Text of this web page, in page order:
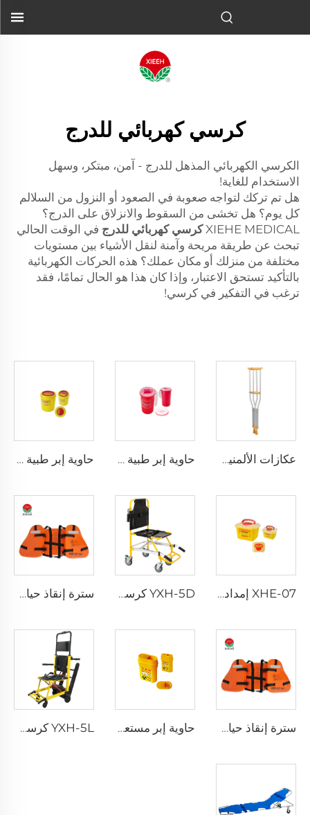
كرسي كهربائي للدرج
الكرسي الكهربائي المذهل للدرج - آمن، مبتكر، وسهل
الاستخدام للغاية!
هل تم تركك لتواجه صعوبة في الصعود أو النزول من السلالم
كل يوم؟ هل تخشى من السقوط والانزلاق على الدرج؟
XIEHE MEDICAL كرسي كهربائي للدرج في الوقت الحالي
تبحث عن طريقة مريحة وآمنة لنقل الأشياء بين مستويات
مختلفة من منزلك أو مكان عملك؟ هذه الحركات الكهربائية
بالتأكيد تستحق الاعتبار، وإذا كان هذا هو الحال تمامًا، فقد
ترغب في التفكير في كرسي!
عكازات الألمنيوم XHE-10 حاوية إبر طبية مقاومة للثقب XHE-08 حاوية إبر طبية دائرية XHE-08
XHE-07 إمدادات طبية حاوية بلاستيكية للأدوات الحادة YXH-5D كرسي كهربائي صاعد الدرج من نوع Xiehe سترة إنقاذ حياة ثلاث قطع للبالغين للاستخدام اليومي
سترة إنقاذ حياة ثلاث قطع للبالغين للاستخدام اليومي حاوية إبر مستعملة قابلة لإعادة الاستخدام للمستشفى XHE-06 YXH-5L كرسي كهربائي صاعد الدرج من نوع Xiehe